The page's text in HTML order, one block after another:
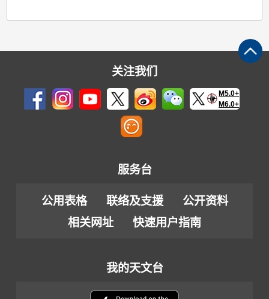
关注我们
M5.0+
M6.0+
服务台
公用表格 联络及支援
公开资料
相关网址
快速用户指南
我的天文台